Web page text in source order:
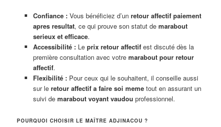
Confiance :Vous bénéficiez d’un retour affectif paiement
apres resultat, ce qui prouve son statut de marabout
serieux et efficace.
Accessibilité :Le prix retour affectifest discuté dès la
première consultation avec votre marabout pour retour
affectif.
Flexibilité :Pour ceux qui le souhaitent, il conseille aussi
sur le retour affectif a faire soi memetout en assurant un
suivi de marabout voyant vaudou professionnel.
POURQUOI CHOISIR LE MAÎTRE ADJINACOU ?